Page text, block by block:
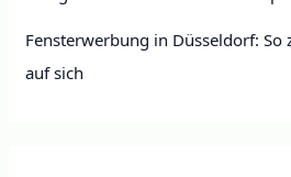
Fensterwerbung in Düsseldorf: So
auf sich